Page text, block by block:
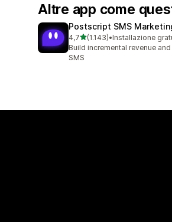
Altre app come
Postscript SMS
4,7stelle su 5
(1.143)
1143 recensioni totali
•Installazione
Build incremental revenue
SMS